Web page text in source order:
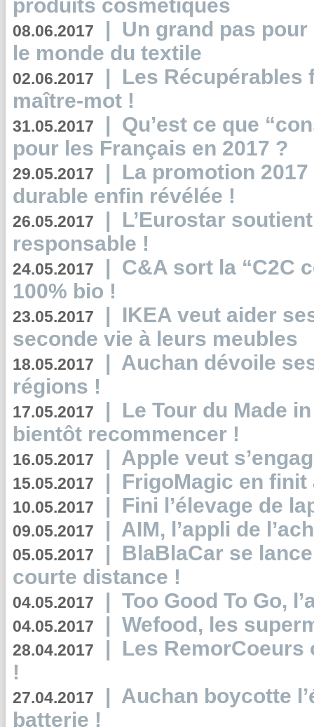
produits cosmétiques
08.06.2017 | Un grand pas
le monde du textile
02.06.2017 | Les Récupérables
maître-mot !
31.05.2017 | Qu’est ce que
pour les Français en 2017 ?
29.05.2017 | La promotion
durable enfin révélée !
26.05.2017 | L’Eurostar
responsable !
24.05.2017 | C&A sort la “C2C
100% bio !
23.05.2017 | IKEA veut aider
seconde vie à leurs meubles
18.05.2017 | Auchan dévoile
régions !
17.05.2017 | Le Tour du Made
bientôt recommencer !
16.05.2017 | Apple veut
15.05.2017 | FrigoMagic en
10.05.2017 | Fini l’élevage de
09.05.2017 | AIM, l’appli de
05.05.2017 | BlaBlaCar se
courte distance !
04.05.2017 | Too Good To Go,
04.05.2017 | Wefood, les
28.04.2017 | Les RemorCoeurs
!
27.04.2017 | Auchan boycotte
batterie !